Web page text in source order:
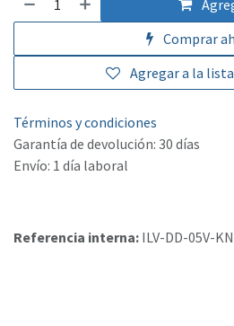
Comprar
Agregar a la
Términos y condiciones
Garantía de devolución: 30 días
Envío: 1 día laboral
Referencia interna: ILV-DD-05V-